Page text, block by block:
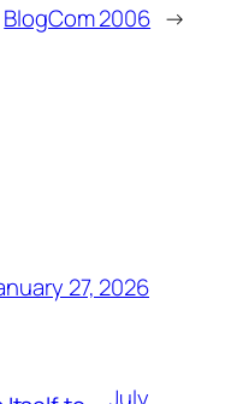
BlogCom 2006 →
27, 2026